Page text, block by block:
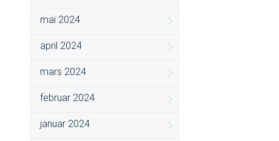
mai 2024
april 2024
mars 2024
februar 2024
januar 2024